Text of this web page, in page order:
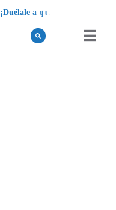
¡Duélale a q u